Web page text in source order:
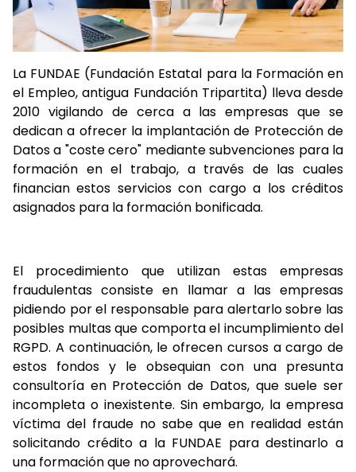
La FUNDAE (Fundación Estatal para la Formación en
el Empleo, antigua Fundación Tripartita) lleva desde
2010 vigilando de cerca a las empresas que se
dedican a ofrecer la implantación de Protección de
Datos a "coste cero" mediante subvenciones para la
formación en el trabajo, a través de las cuales
financian estos servicios con cargo a los créditos
asignados para la formación bonificada.
El procedimiento que utilizan estas empresas
fraudulentas consiste en llamar a las empresas
pidiendo por el responsable para alertarlo sobre las
posibles multas que comporta el incumplimiento del
RGPD. A continuación, le ofrecen cursos a cargo de
estos fondos y le obsequian con una presunta
consultoría en Protección de Datos, que suele ser
incompleta o inexistente. Sin embargo, la empresa
víctima del fraude no sabe que en realidad están
solicitando crédito a la FUNDAE para destinarlo a
una formación que no aprovechará.